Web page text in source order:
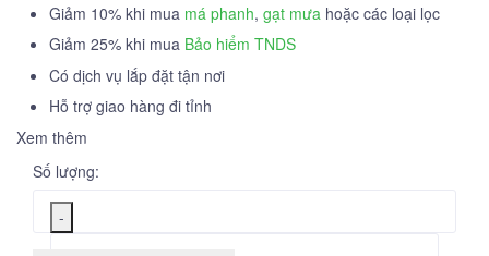
Giảm 10% khi mua má phanh, gạt mưa hoặc các loại lọc
Giảm 25% khi mua Bảo hiểm TNDS
Có dịch vụ lắp đặt tận nơi
Hỗ trợ giao hàng đi tỉnh
Xem thêm
Số lượng:
-